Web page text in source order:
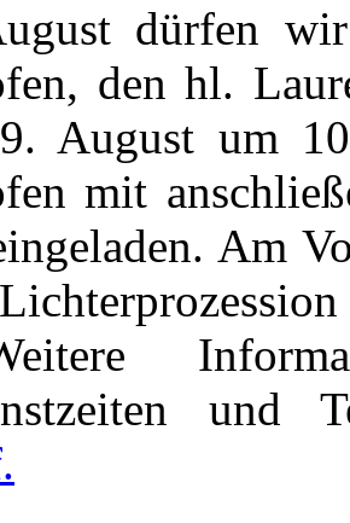
dürfen
den hl.
9. August um
mit
Am